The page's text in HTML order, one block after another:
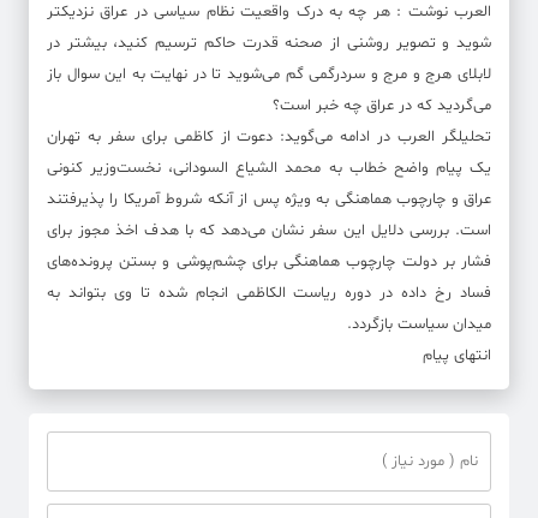
العرب نوشت : هر چه به درک واقعیت نظام سیاسی در عراق نزدیکتر
شوید و تصویر روشنی از صحنه قدرت حاکم ترسیم کنید، بیشتر در
لابلای هرج و مرج و سردرگمی گم می‌شوید تا در نهایت به این سوال باز
می‌گردید که در عراق چه خبر است؟
تحلیلگر العرب در ادامه می‌گوید: دعوت از کاظمی برای سفر به تهران
یک پیام واضح خطاب به محمد الشیاع السودانی، نخست‌وزیر کنونی
عراق و چارچوب هماهنگی به ویژه پس از آنکه شروط آمریکا را پذیرفتند
است. بررسی دلایل این سفر نشان می‌دهد که با هدف اخذ مجوز برای
فشار بر دولت چارچوب هماهنگی برای چشم‌پوشی و بستن پرونده‌های
فساد رخ داده در دوره ریاست الکاظمی انجام شده تا وی بتواند به
میدان سیاست بازگردد.
انتهای پیام